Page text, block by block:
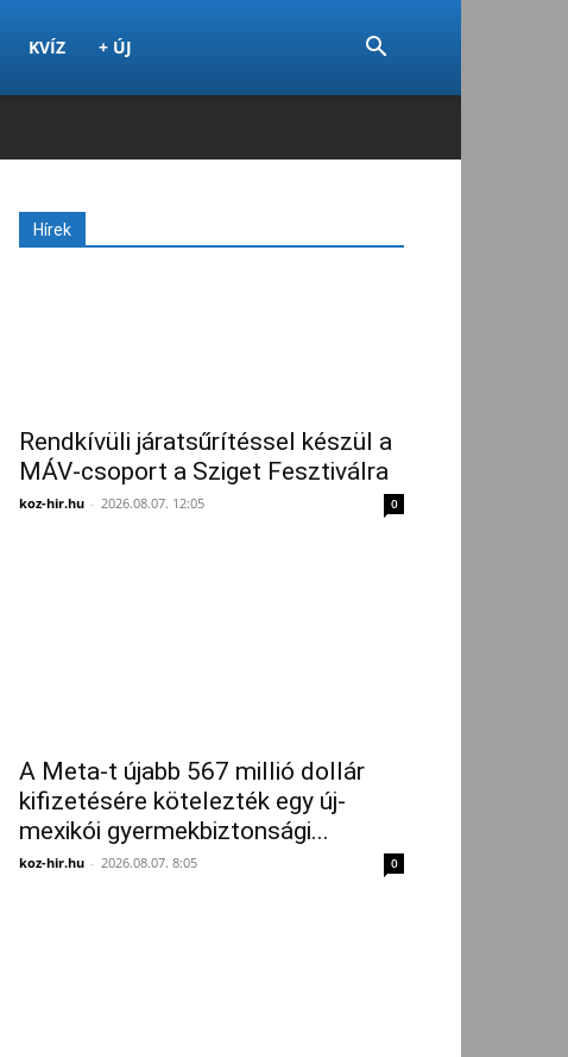
KVÍZ + ÚJ
Hírek
Rendkívüli járatsűrítéssel készül a
MÁV-csoport a Sziget Fesztiválra
koz-hir.hu - 2026.08.07. 12:05 0
A Meta-t újabb 567 millió dollár
kifizetésére kötelezték egy új-
mexikói gyermekbiztonsági...
koz-hir.hu - 2026.08.07. 8:05 0